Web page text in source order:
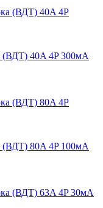
(ВДТ) 40A 4P 300мА
(ВДТ) 80A 4P 100мА